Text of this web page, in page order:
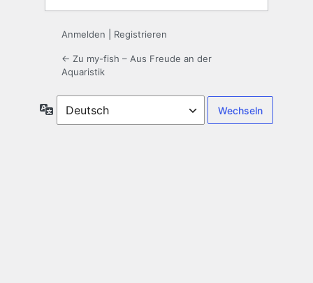
Anmelden Registrieren
← Zu my-fish – Aus Freude an der
Aquaristik
Sprache